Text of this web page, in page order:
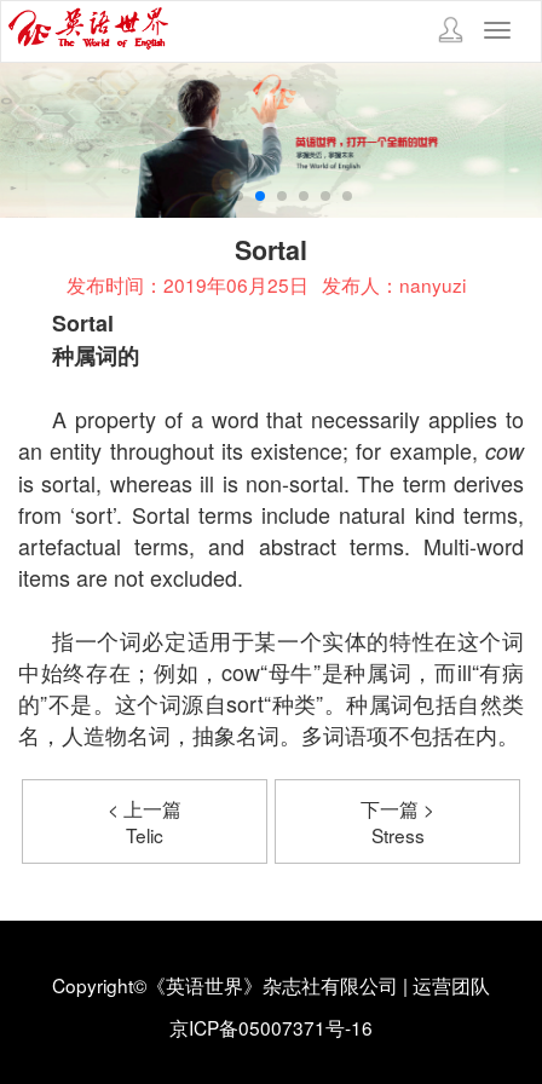
Sortal
发布时间：2019年06月25日 发布人：nanyuzi
Sortal
种属词的
A property of a word that necessarily applies to
an entity throughout its existence; for example,cow
is sortal, whereas ill is non-sortal. The term derives
from ‘sort’. Sortal terms include natural kind terms,
artefactual terms, and abstract terms. Multi-word
items are not excluded.
指一个词必定适用于某一个实体的特性在这个词
中始终存在；例如，cow“母牛”是种属词，而ill“有病
的”不是。这个词源自sort“种类”。种属词包括自然类
名，人造物名词，抽象名词。多词语项不包括在内。
< 上一篇
Telic
下一篇 >
Stress
Copyright©《英语世界》杂志社有限公司 | 运营团队
京ICP备05007371号-16